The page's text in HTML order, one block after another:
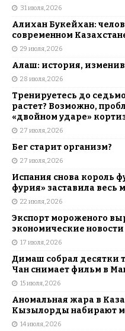
31 июля, 2026
Алихан Букейхан:
современном
29 июля, 2026
Алаш: история,
28 июля, 2026
Тренируетесь до
растет? Возможно,
«двойном ударе»
27 июля, 2026
Бег старит организм?
27 июля, 2026
Испания снова король
фурия» заставила весь
22 июля, 2026
Экспорт мороженого
экономические
17 июля, 2026
Димаш собрал десятки
Чан снимает фильм в
15 июля, 2026
Аномальная жара в
Кызылорды набирают
14 июля, 2026